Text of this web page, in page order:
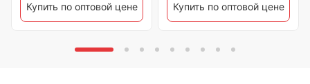
Купить по оптовой цене Купить по оптовой цене